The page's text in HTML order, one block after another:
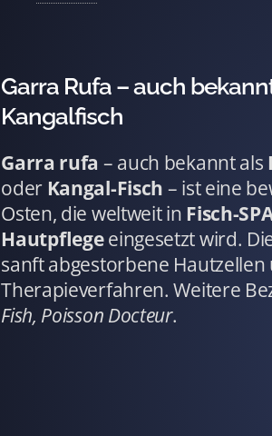
Garra Rufa – auch
Kangalfisch
Garra rufa – auch bekannt als
oder Kangal-Fisch – ist eine
Osten, die weltweit in Fisch-
Hautpflegeeingesetzt wird.
sanft abgestorbene
Therapieverfahren. Weitere
Fish, Poisson Docteur.